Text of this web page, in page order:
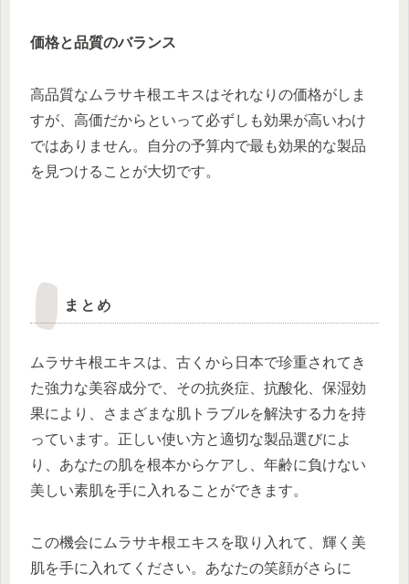
価格と品質のバランス
高品質なムラサキ根エキスはそれなりの価格がしま
すが、高価だからといって必ずしも効果が高いわけ
ではありません。自分の予算内で最も効果的な製品
を見つけることが大切です。
まとめ
ムラサキ根エキスは、古くから日本で珍重されてき
た強力な美容成分で、その抗炎症、抗酸化、保湿効
果により、さまざまな肌トラブルを解決する力を持
っています。正しい使い方と適切な製品選びによ
り、あなたの肌を根本からケアし、年齢に負けない
美しい素肌を手に入れることができます。
この機会にムラサキ根エキスを取り入れて、輝く美
肌を手に入れてください。あなたの笑顔がさらに